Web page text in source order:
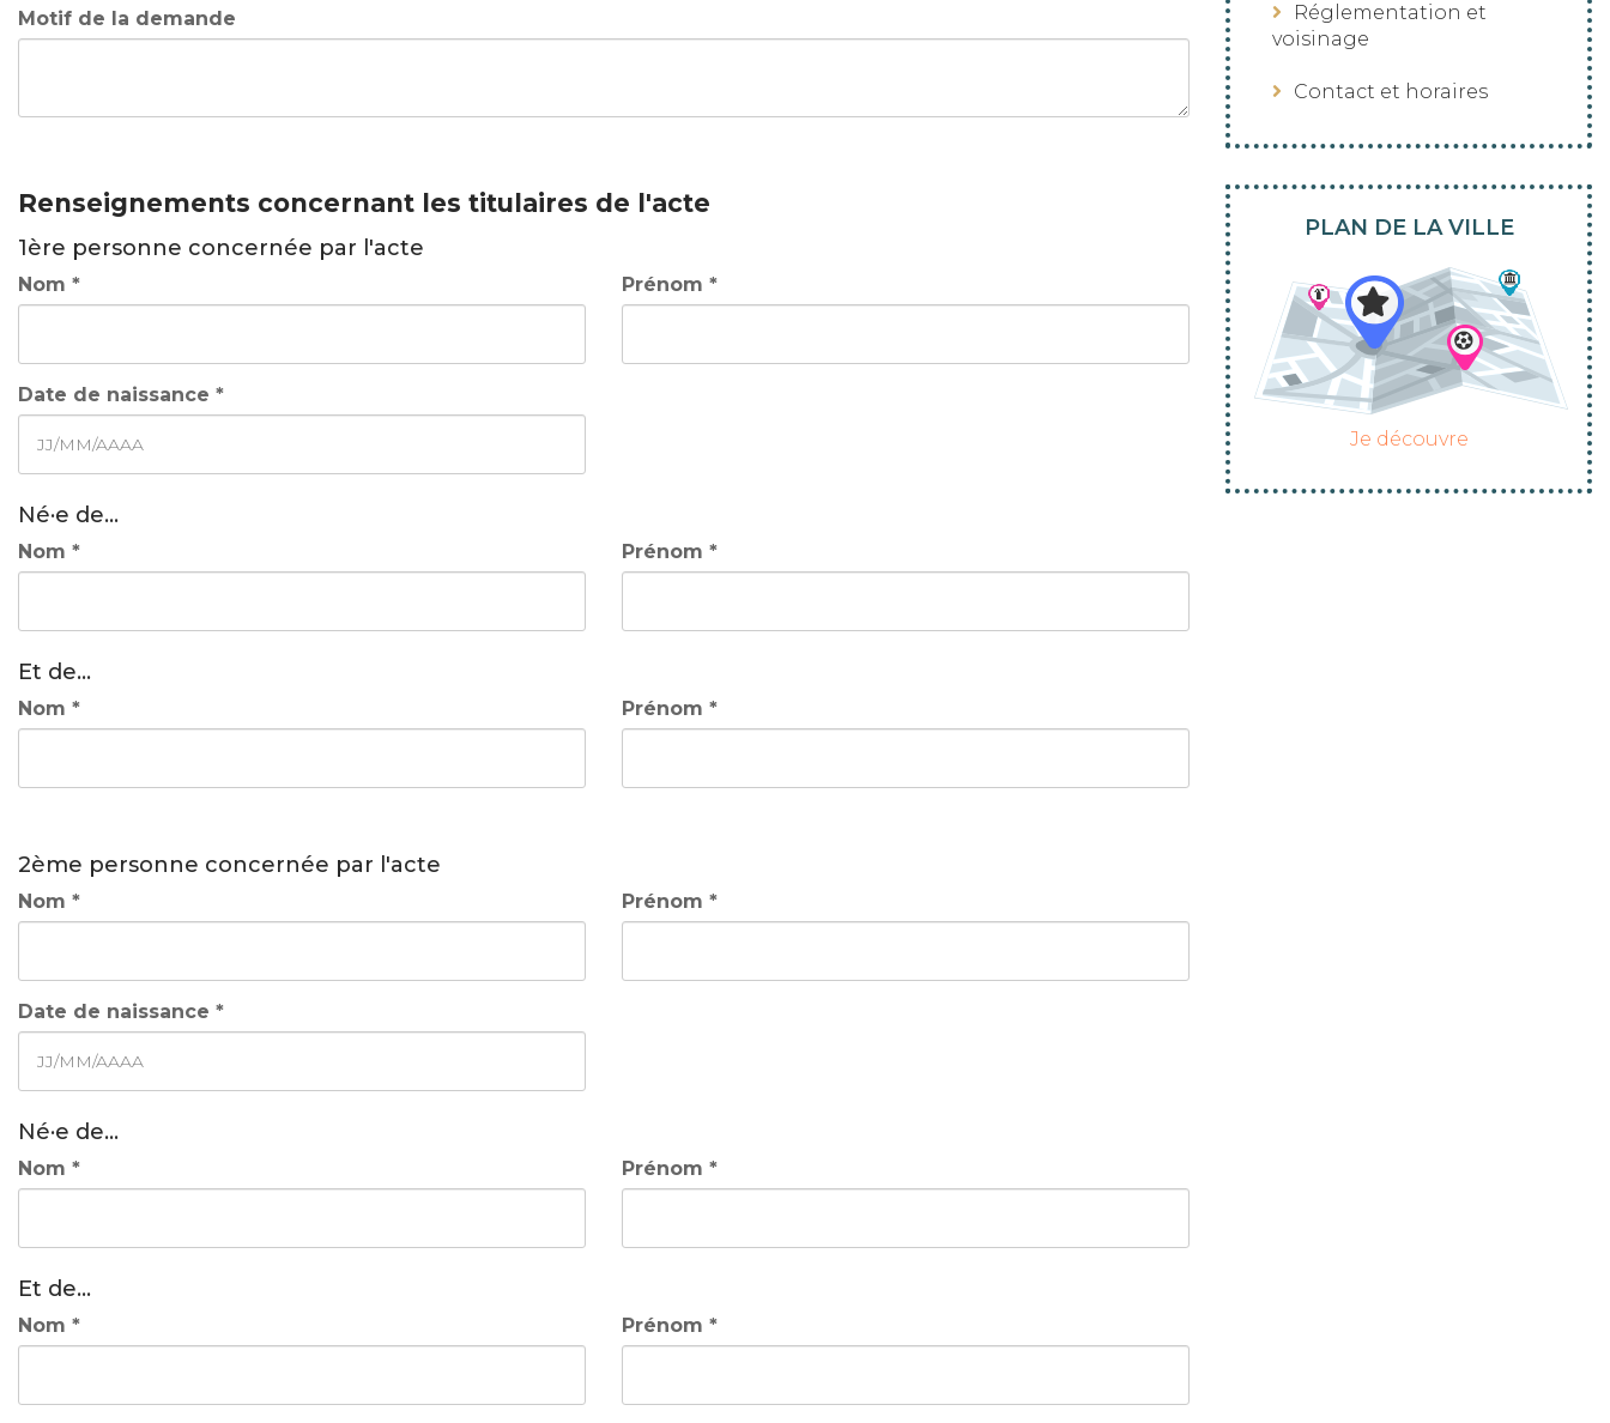
Motif de la demande
Renseignements concernant les titulaires de l'acte
1ère personne concernée par l'acte
Nom * Prénom *
Date de naissance *
Né·e de...
Nom * Prénom *
Et de...
Nom * Prénom *
2ème personne concernée par l'acte
Nom * Prénom *
Date de naissance *
Né·e de...
Nom * Prénom *
Et de...
Nom * Prénom *
Réglementation et
voisinage
Contact et horaires
PLAN DE LA VILLE
Je découvre